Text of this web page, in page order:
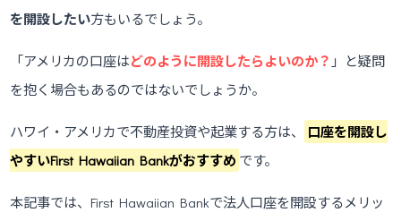
を開設したい方もいるでしょう。
「アメリカの口座はどのように開設したらよいのか？ 」と疑問
を抱く場合もあるのではないでしょうか。
ハワイ・アメリカで不動産投資や起業する方は、
口座を開設し
やすいFirst Hawaiian Bankがおすすめ です。
本記事では、First Hawaiian Bankで法人口座を開設するメリッ